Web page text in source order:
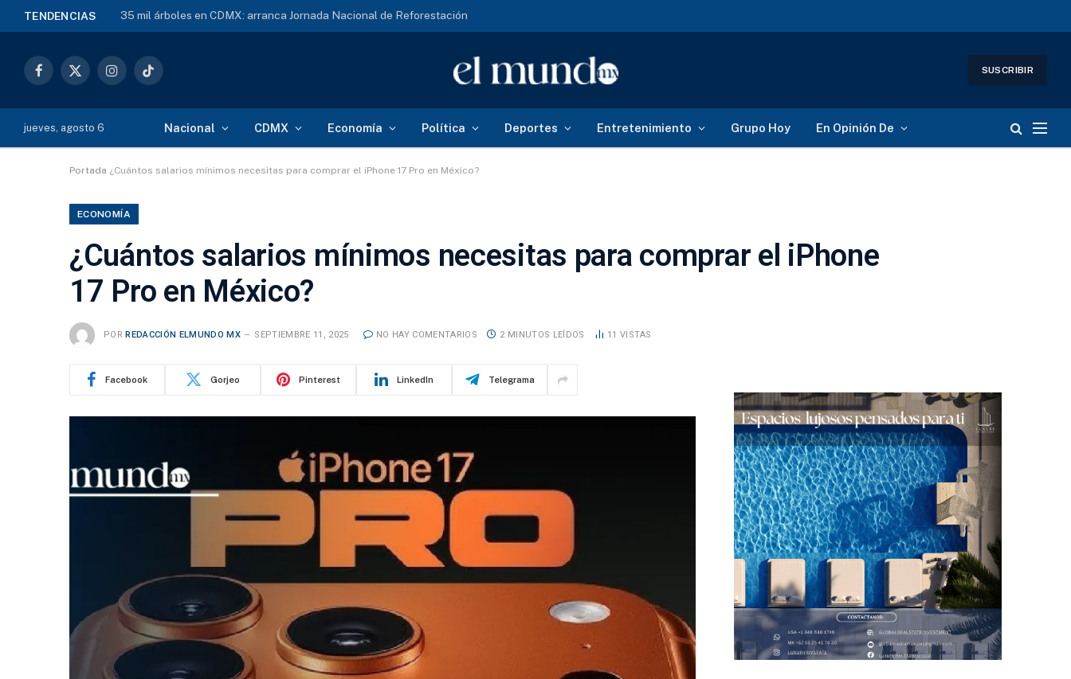
TENDENCIAS 35 mil árboles en CDMX: arranca Jornada Nacional de Reforestación
Facebook
X
InstagramTikTok
SUSCRIBIR
jueves, agosto 6 Nacional CDMX Economía Política Deportes Entretenimiento Grupo Hoy En Opinión De
Portada ¿Cuántos salarios mínimos necesitas para comprar el iPhone 17 Pro en México?
ECONOMÍA
¿Cuántos salarios mínimos necesitas para comprar el iPhone
17 Pro en México?
POR REDACCIÓN ELMUNDO MX SEPTIEMBRE 11, 2025 NO HAY COMENTARIOS 2 MINUTOS LEÍDOS 11 VISTAS
Facebook Gorjeo Pinterest LinkedIn Telegrama